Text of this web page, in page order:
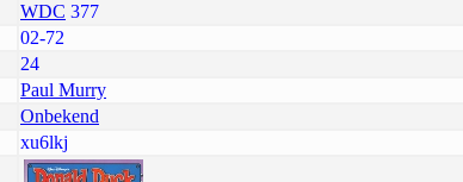
WDC 377
02-72
24
Paul Murry
Onbekend
xu6lkj